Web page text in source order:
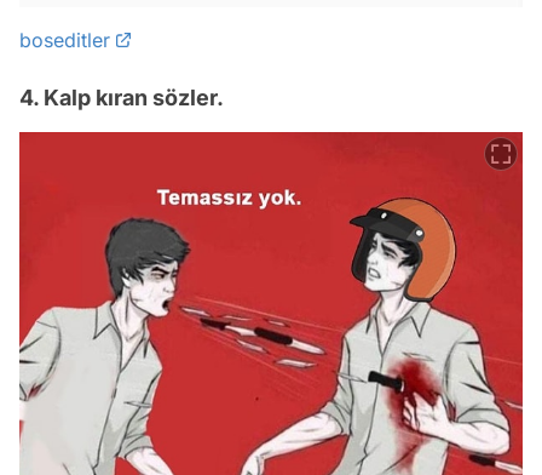
boseditler
4. Kalp kıran sözler.